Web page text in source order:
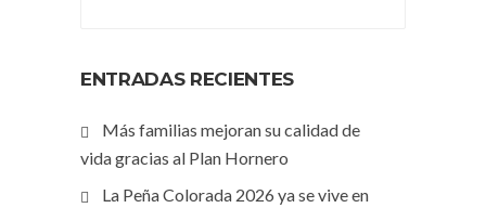
ENTRADAS RECIENTES
Más familias mejoran su calidad de
vida gracias al Plan Hornero
La Peña Colorada 2026 ya se vive en